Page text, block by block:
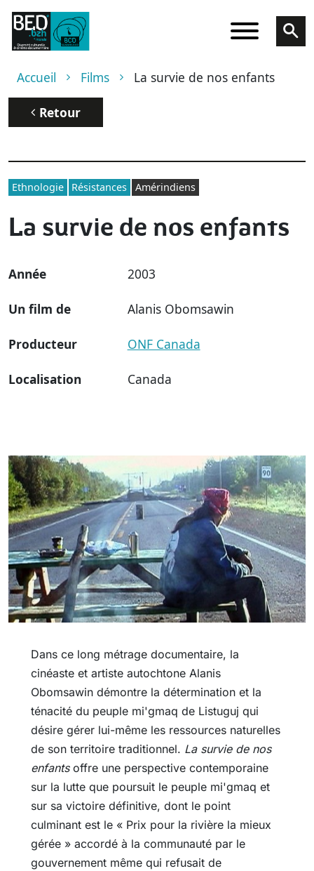
Aller au contenu principal
Fil d'Ariane
Accueil Films La survie de nos enfants
Retour
Ethnologie Résistances Amérindiens
La survie de nos enfants
Année 2003
Un film de Alanis Obomsawin
Producteur ONF Canada
Localisation Canada
Dans ce long métrage documentaire, la
cinéaste et artiste autochtone Alanis
Obomsawin démontre la détermination et la
ténacité du peuple mi'gmaq de Listuguj qui
désire gérer lui-même les ressources naturelles
de son territoire traditionnel. La survie de nos
enfantsoffre une perspective contemporaine
sur la lutte que poursuit le peuple mi'gmaq et
sur sa victoire définitive, dont le point
culminant est le « Prix pour la rivière la mieux
gérée » accordé à la communauté par le
gouvernement même qui refusait de